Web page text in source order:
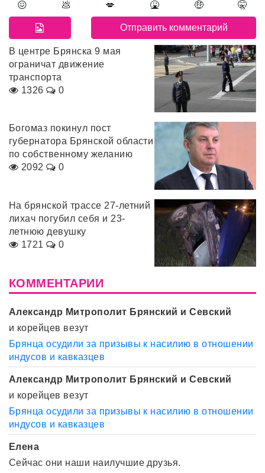
😖 💩 💋 🤮 🤑 🤫
В центре Брянска 9 мая
ограничат движение
транспорта
1326
0
Богомаз покинул пост
губернатора Брянской области
по собственному желанию
2092
0
На брянской трассе 27-летний
лихач погубил себя и 23-
летнюю девушку
1721
0
КОММЕНТАРИИ
Александр Митрополит Брянский и Севский
и корейцев везут
Брянца осудили за призывы к насилию в отношении
индусов и кавказцев
Александр Митрополит Брянский и Севский
и корейцев везут
Брянца осудили за призывы к насилию в отношении
индусов и кавказцев
Елена
Сейчас они наши наилучшие друзья.